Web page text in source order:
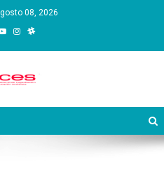
08, 2026
de
y Educación